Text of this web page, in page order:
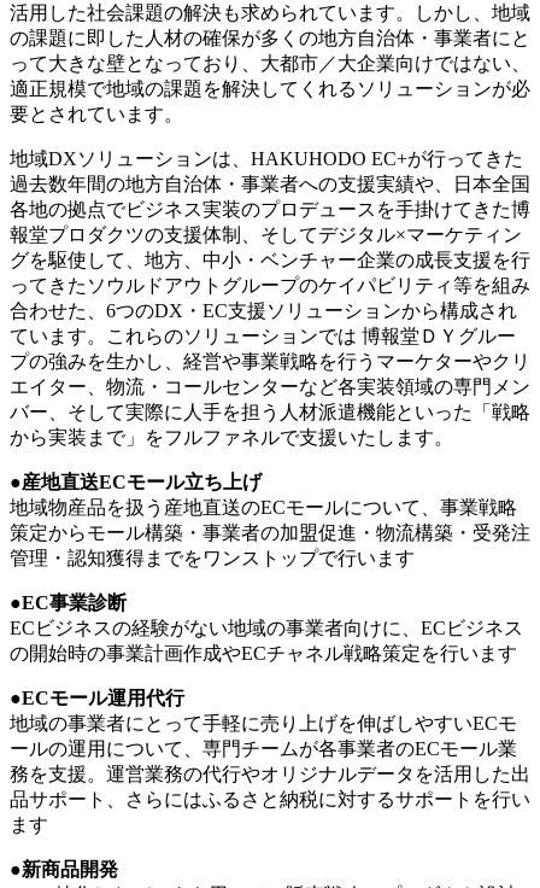
活用した社会課題の解決も求められています。しかし、地域
の課題に即した人材の確保が多くの地方自治体・事業者にと
って大きな壁となっており、大都市／大企業向けではない、
適正規模で地域の課題を解決してくれるソリューションが必
要とされています。
地域DXソリューションは、HAKUHODO EC+が行ってきた
過去数年間の地方自治体・事業者への支援実績や、日本全国
各地の拠点でビジネス実装のプロデュースを手掛けてきた博
報堂プロダクツの支援体制、そしてデジタル×マーケティン
グを駆使して、地方、中小・ベンチャー企業の成長支援を行
ってきたソウルドアウトグループのケイパビリティ等を組み
合わせた、6つのDX・EC支援ソリューションから構成され
ています。これらのソリューションでは 博報堂ＤＹグルー
プの強みを生かし、経営や事業戦略を行うマーケターやクリ
エイター、物流・コールセンターなど各実装領域の専門メン
バー、そして実際に人手を担う人材派遣機能といった「戦略
から実装まで」をフルファネルで支援いたします。
●産地直送ECモール立ち上げ
地域物産品を扱う産地直送のECモールについて、事業戦略
策定からモール構築・事業者の加盟促進・物流構築・受発注
管理・認知獲得までをワンストップで行います
●EC事業診断
ECビジネスの経験がない地域の事業者向けに、ECビジネス
の開始時の事業計画作成やECチャネル戦略策定を行います
●ECモール運用代行
地域の事業者にとって手軽に売り上げを伸ばしやすいECモ
ールの運用について、専門チームが各事業者のECモール業
務を支援。運営業務の代行やオリジナルデータを活用した出
品サポート、さらにはふるさと納税に対するサポートを行い
ます
●新商品開発